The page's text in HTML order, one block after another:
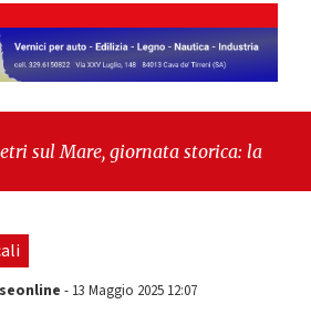
giornata storica: la ceramica
- 13 Maggio 2025 12:07